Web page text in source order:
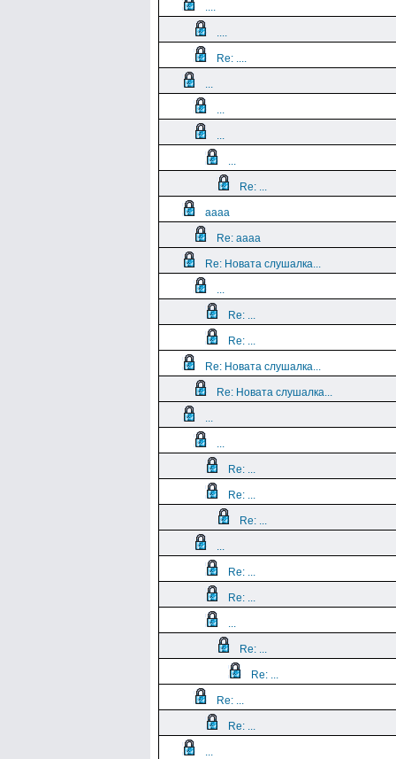
....
....
Re: ....
...
...
...
...
Re: ...
aaaa
Re: aaaa
Re: Новата слушалка...
...
Re: ...
Re: ...
Re: Новата слушалка...
Re: Новата слушалка...
...
...
Re: ...
Re: ...
Re: ...
...
Re: ...
Re: ...
...
Re: ...
Re: ...
Re: ...
Re: ...
...